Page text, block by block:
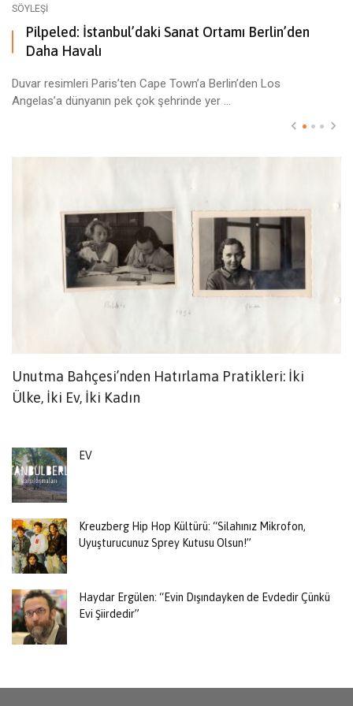
SÖYLEŞI
Pilpeled: İstanbul’daki Sanat Ortamı Berlin’den
Daha Havalı
Duvar resimleri Paris’ten Cape Town’a Berlin’den Los
Angelas’a dünyanın pek çok şehrinde yer ...
Unutma Bahçesi’nden Hatırlama Pratikleri: İki
Ülke, İki Ev, İki Kadın
EV
Kreuzberg Hip Hop Kültürü: “Silahınız Mikrofon,
Uyuşturucunuz Sprey Kutusu Olsun!”
Haydar Ergülen: “Evin Dışındayken de Evdedir Çünkü
Evi Şiirdedir”